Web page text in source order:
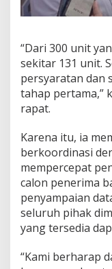
“Dari 300 unit
sekitar 131 unit.
persyaratan dan
tahap pertama,”
rapat.
Karena itu, ia
berkoordinasi
mempercepat
calon penerima
penyampaian
seluruh pihak
yang tersedia
“Kami berharap